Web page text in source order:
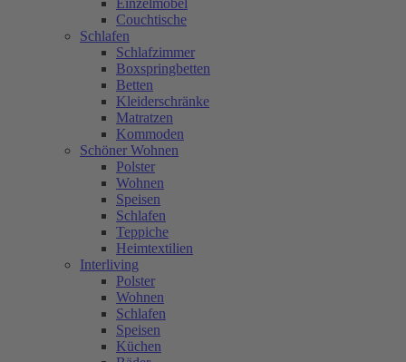
Couchtische
Schlafen
Schlafzimmer
Boxspringbetten
Betten
Kleiderschränke
Matratzen
Kommoden
Schöner Wohnen
Polster
Wohnen
Speisen
Schlafen
Teppiche
Heimtextilien
Interliving
Polster
Wohnen
Schlafen
Speisen
Küchen